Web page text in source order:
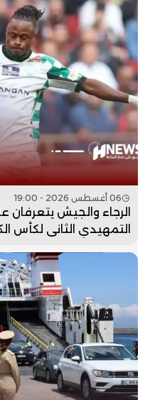
06 أغسطس 2026 - 19:00
الرجاء والجيش
التمهيدي الثاني لكأس